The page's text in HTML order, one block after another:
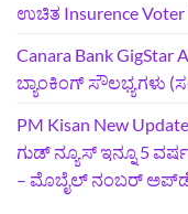
ಉಚಿತ Insurence Voter
Canara Bank
ಬ್ಯಾಂಕಿಂಗ್ ಸೌಲಭ್ಯಗಳು
PM Kisan New
ಗುಡ್‌ ನ್ಯೂಸ್ ಇನ್ನೂ 5
– ಮೊಬೈಲ್ ನಂಬರ್